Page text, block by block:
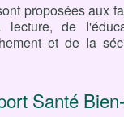
proposées aux
de
et de la
Santé